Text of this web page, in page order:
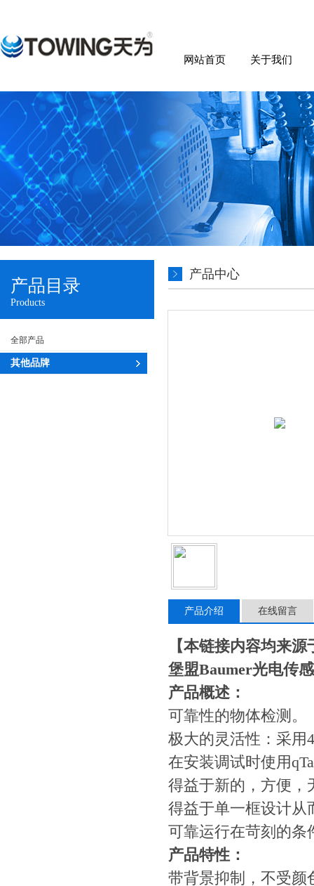
网站首页 关于我们
产品目录
Products
全部产品
其他品牌
产品中心
产品介绍 在线留言
【本链接内容均来
堡盟Baumer光电传
产品概述：
可靠性的物体检测。
极大的灵活性：采用
在安装调试时使用
得益于新的，方便，
得益于单一框设计从
可靠运行在苛刻的条
产品特性：
带背景抑制，不受颜